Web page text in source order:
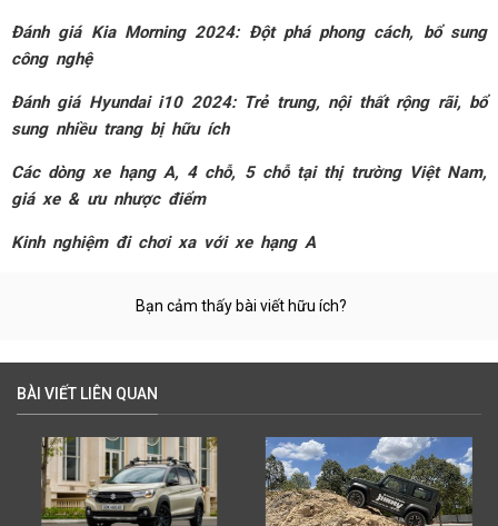
Đánh giá Kia Morning 2024: Đột phá phong cách, bổ sung
công nghệ
Đánh giá Hyundai i10 2024: Trẻ trung, nội thất rộng rãi, bổ
sung nhiều trang bị hữu ích
Các dòng xe hạng A, 4 chỗ, 5 chỗ tại thị trường Việt Nam,
giá xe & ưu nhược điểm
Kinh nghiệm đi chơi xa với xe hạng A
Bạn cảm thấy bài viết hữu ích?
BÀI VIẾT LIÊN QUAN